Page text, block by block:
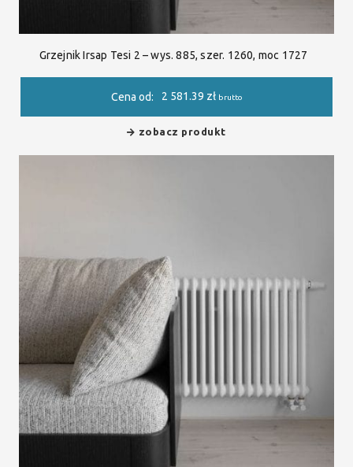
Grzejnik Irsap Tesi 2 – wys. 885, szer. 1260, moc 1727
Cena od: 2 581.39 zł brutto
zobacz produkt